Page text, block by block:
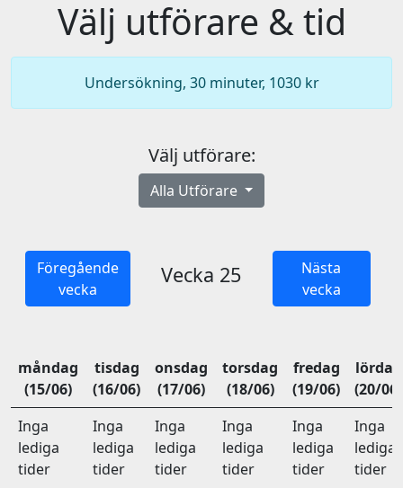
Välj utförare & tid
Undersökning, 30 minuter, 1030 kr
Välj utförare:
Alla Utförare
Föregående
vecka
Vecka 25
Nästa
vecka
måndag
(15/06)
tisdag
(16/06)
onsdag
(17/06)
torsdag
(18/06)
fredag
(19/06)
lördag
(20/06)
Inga
lediga
tider
Inga
lediga
tider
Inga
lediga
tider
Inga
lediga
tider
Inga
lediga
tider
Inga
lediga
tider